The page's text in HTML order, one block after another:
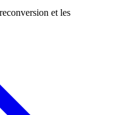
et les